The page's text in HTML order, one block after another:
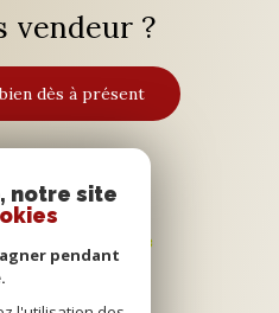
vendeur ?
dès à présent
notre site
pendant